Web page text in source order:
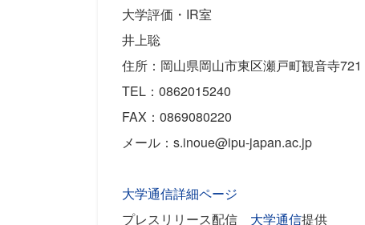
大学評価・IR室
井上聡
住所：岡山県岡山市東区瀬戸町観音寺721
TEL：0862015240
FAX：0869080220
メール：s.inoue@ipu-japan.ac.jp
大学通信詳細ページ
プレスリリース配信 大学通信提供